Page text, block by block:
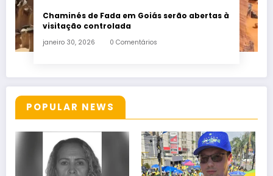
Chaminés de Fada em Goiás serão abertas à
visitação controlada
janeiro 30, 2026 0 Comentários
POPULAR NEWS